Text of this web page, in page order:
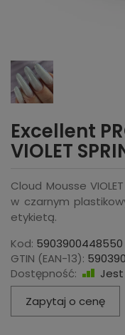
Excellent
VIOLET
Cloud Mousse
w czarnym
etykietą.
Kod: 5903900448550
GTIN (EAN-13):
Dostępność:
Jest
Zapytaj o cenę